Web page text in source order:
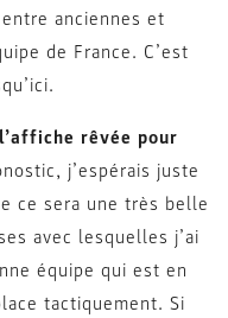
anciennes et
de France. C’est
rêvée pour
j’espérais juste
ce sera une très belle
avec lesquelles j’ai
équipe qui est en
tactiquement. Si